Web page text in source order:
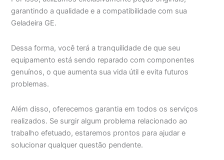
garantindo a qualidade e a compatibilidade com sua
Geladeira GE.
Dessa forma, você terá a tranquilidade de que seu
equipamento está sendo reparado com componentes
genuínos, o que aumenta sua vida útil e evita futuros
problemas.
Além disso, oferecemos garantia em todos os serviços
realizados. Se surgir algum problema relacionado ao
trabalho efetuado, estaremos prontos para ajudar e
solucionar qualquer questão pendente.